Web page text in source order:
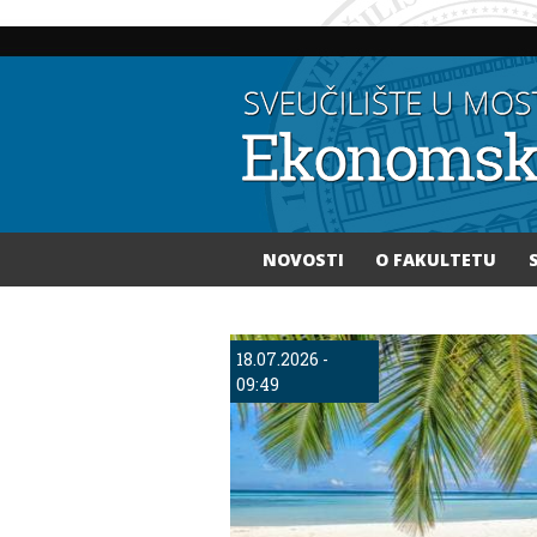
NOVOSTI O FAKULTETU
Vi ste ovdje
18.07.2026 -
09:49